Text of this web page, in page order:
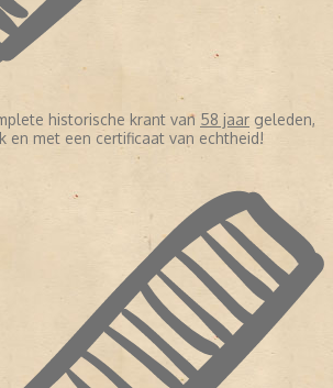
historische krant van 58 jaar geleden,
en met een certificaat van echtheid!